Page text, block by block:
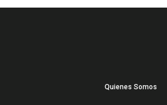
Quienes Somos